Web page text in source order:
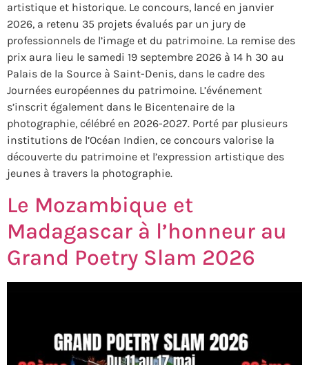
artistique et historique. Le concours, lancé en janvier
2026, a retenu 35 projets évalués par un jury de
professionnels de l’image et du patrimoine. La remise des
prix aura lieu le samedi 19 septembre 2026 à 14 h 30 au
Palais de la Source à Saint-Denis, dans le cadre des
Journées européennes du patrimoine. L’événement
s’inscrit également dans le Bicentenaire de la
photographie, célébré en 2026-2027. Porté par plusieurs
institutions de l’Océan Indien, ce concours valorise la
découverte du patrimoine et l’expression artistique des
jeunes à travers la photographie.
Le Mozambique et
Madagascar à l’honneur au
Grand Poetry Slam 2026